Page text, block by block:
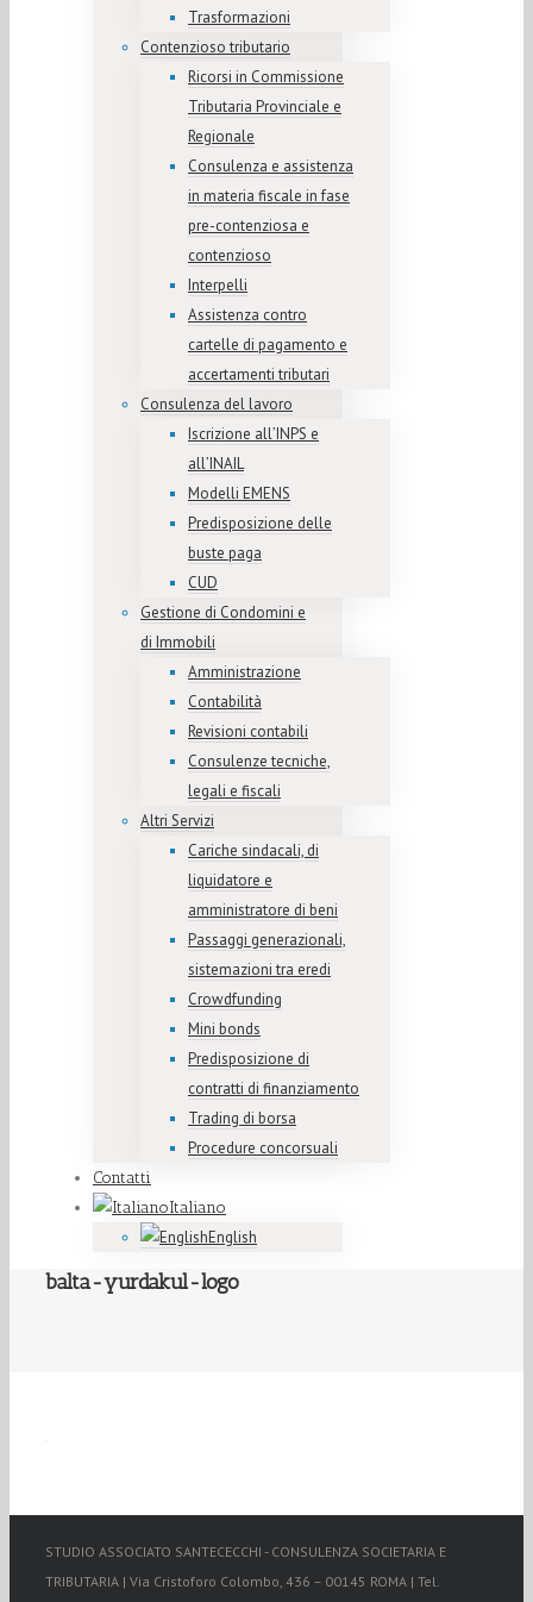
Trasformazioni
Contenzioso tributario
Ricorsi in Commissione
Tributaria Provinciale e
Regionale
Consulenza e assistenza
in materia fiscale in fase
pre-contenziosa e
contenzioso
Interpelli
Assistenza contro
cartelle di pagamento e
accertamenti tributari
Consulenza del lavoro
Iscrizione all’INPS e
all’INAIL
Modelli EMENS
Predisposizione delle
buste paga
CUD
Gestione di Condomini e
di Immobili
Amministrazione
Contabilità
Revisioni contabili
Consulenze tecniche,
legali e fiscali
Altri Servizi
Cariche sindacali, di
liquidatore e
amministratore di beni
Passaggi generazionali,
sistemazioni tra eredi
Crowdfunding
Mini bonds
Predisposizione di
contratti di finanziamento
Trading di borsa
Procedure concorsuali
Contatti
Italiano
English
balta-yurdakul-logo
STUDIO ASSOCIATO SANTECECCHI - CONSULENZA SOCIETARIA E
TRIBUTARIA | Via Cristoforo Colombo, 436 – 00145 ROMA | Tel.